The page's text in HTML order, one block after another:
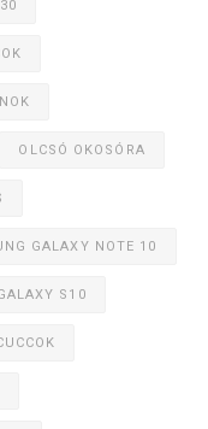
OLCSÓ OKOSÓRA
GALAXY NOTE 10
S10